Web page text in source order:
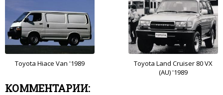
Toyota Hiace Van '1989
Toyota Land Cruiser 80 VX
(AU) '1989
КОММЕНТАРИИ: